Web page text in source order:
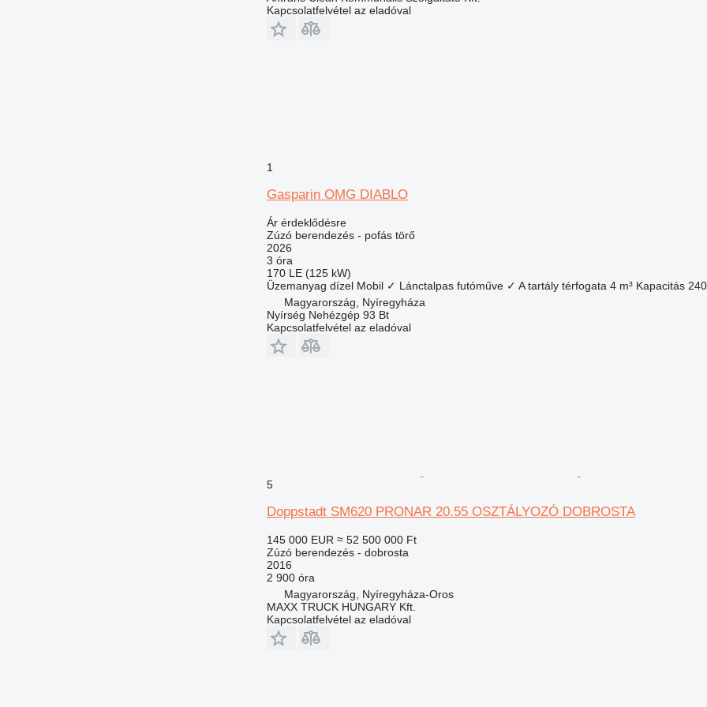
Kapcsolatfelvétel az eladóval
1
Gasparin OMG DIABLO
Ár érdeklődésre
Zúzó berendezés - pofás törő
2026
3 óra
170 LE (125 kW)
Üzemanyag dízel Mobil ✓ Lánctalpas futóműve ✓ A tartály térfogata 4 m³ Kapacitás
Magyarország, Nyíregyháza
Nyírség Nehézgép 93 Bt
Kapcsolatfelvétel az eladóval
5
Doppstadt SM620 PRONAR 20.55 OSZTÁLYOZÓ DOBROSTA
145 000 EUR ≈ 52 500 000 Ft
Zúzó berendezés - dobrosta
2016
2 900 óra
Magyarország, Nyíregyháza-Oros
MAXX TRUCK HUNGARY Kft.
Kapcsolatfelvétel az eladóval